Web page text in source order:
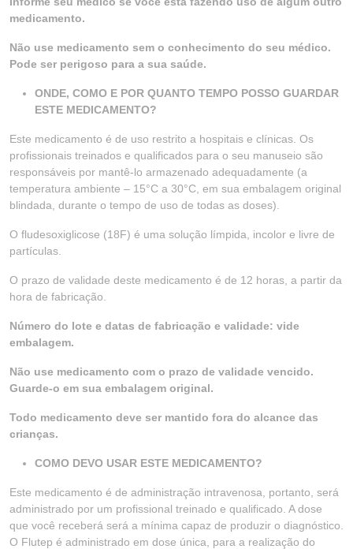
medicamento.
Não use medicamento sem o conhecimento do seu médico.
Pode ser perigoso para a sua saúde.
ONDE, COMO E POR QUANTO TEMPO POSSO GUARDAR
ESTE MEDICAMENTO?
Este medicamento é de uso restrito a hospitais e clínicas. Os
profissionais treinados e qualificados para o seu manuseio são
responsáveis por mantê-lo armazenado adequadamente (a
temperatura ambiente – 15°C a 30°C, em sua embalagem original
blindada, durante o tempo de uso de todas as doses).
O fludesoxiglicose (18F) é uma solução límpida, incolor e livre de
partículas.
O prazo de validade deste medicamento é de 12 horas, a partir da
hora de fabricação.
Número do lote e datas de fabricação e validade: vide
embalagem.
Não use medicamento com o prazo de validade vencido.
Guarde-o em sua embalagem original.
Todo medicamento deve ser mantido fora do alcance das
crianças.
COMO DEVO USAR ESTE MEDICAMENTO?
Este medicamento é de administração intravenosa, portanto, será
administrado por um profissional treinado e qualificado. A dose
que você receberá será a mínima capaz de produzir o diagnóstico.
O Flutep é administrado em dose única, para a realização do